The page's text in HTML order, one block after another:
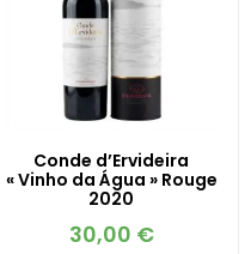
Conde d’Ervideira
« Vinho da Água » Rouge
2020
30,00 €